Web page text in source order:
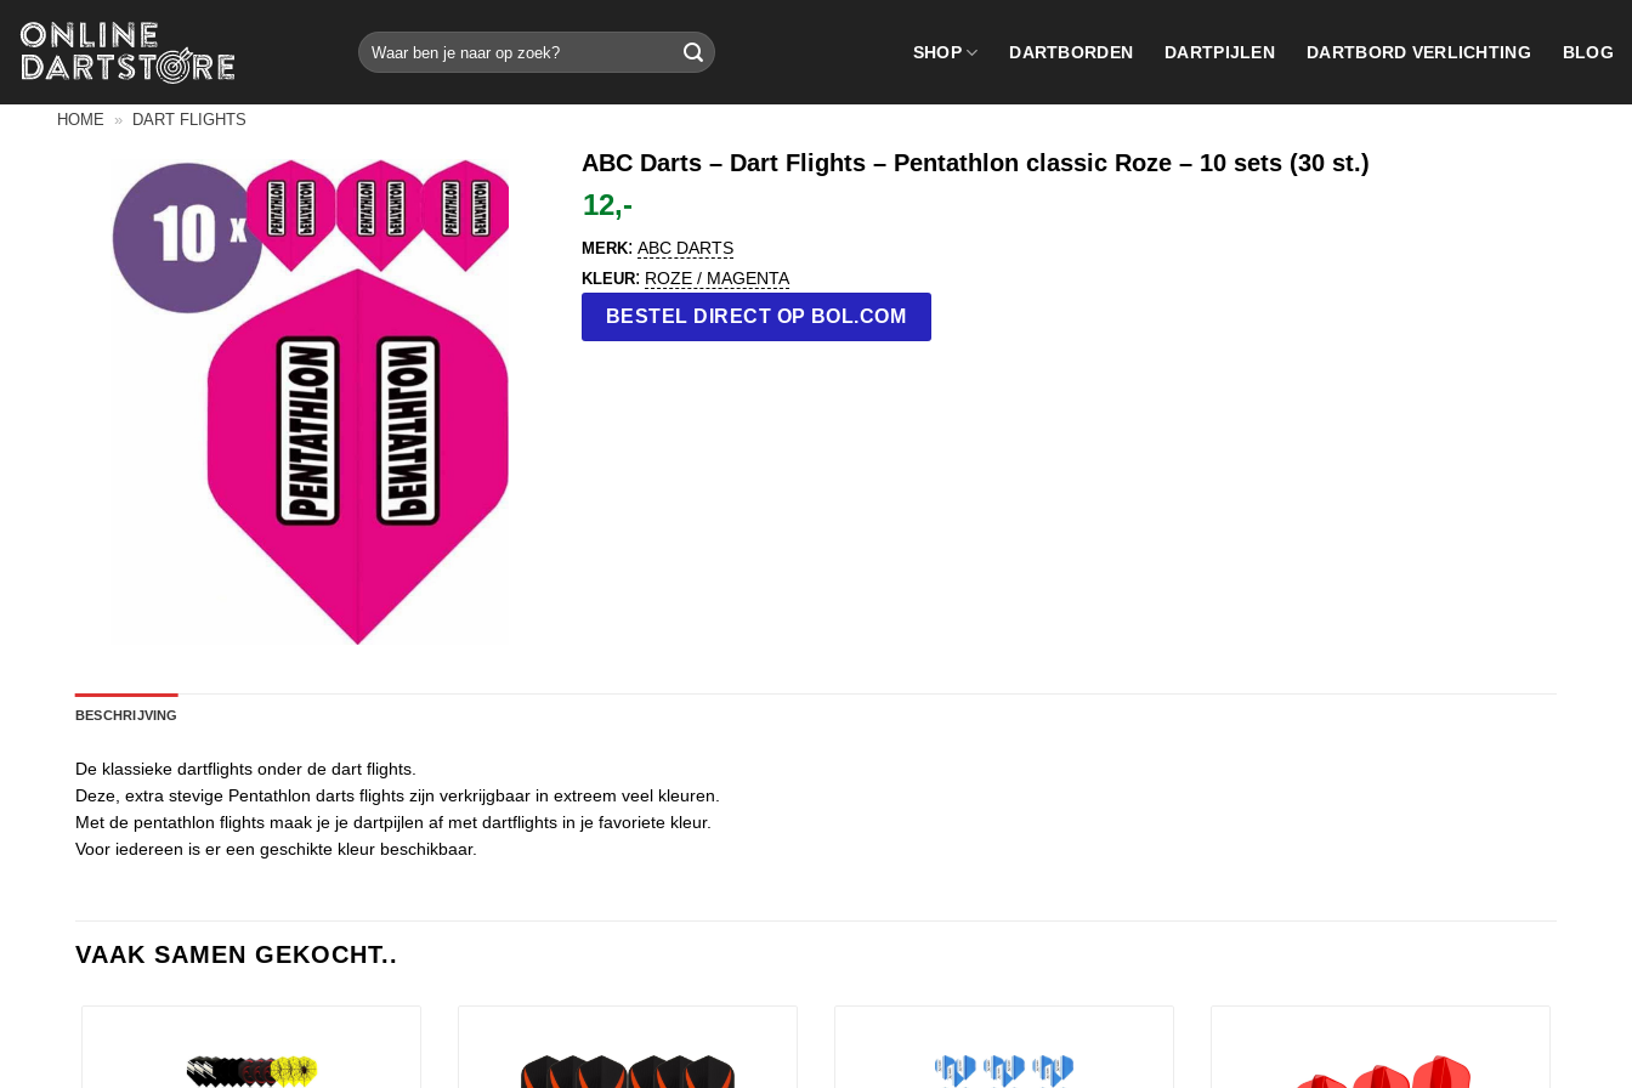
naar
inhoud
Zoeken
naar:
SHOP DARTBORDEN DARTPIJLEN DARTBORD VERLICHTING BLOG
HOME » DART FLIGHTS
ABC Darts – Dart Flights – Pentathlon classic Roze – 10 sets (30 st.)
12,-
MERK: ABC DARTS
KLEUR: ROZE / MAGENTA
BESTEL DIRECT OP BOL.COM
BESCHRIJVING
De klassieke dartflights onder de dart flights.
Deze, extra stevige Pentathlon darts flights zijn verkrijgbaar in extreem veel kleuren.
Met de pentathlon flights maak je je dartpijlen af met dartflights in je favoriete kleur.
Voor iedereen is er een geschikte kleur beschikbaar.
VAAK SAMEN GEKOCHT..